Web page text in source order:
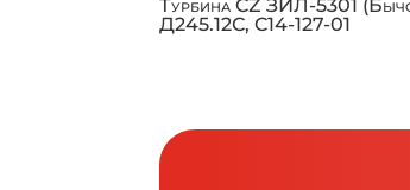
Турбина CZ ЗИЛ-5301
Д245.12С, C14-127-01